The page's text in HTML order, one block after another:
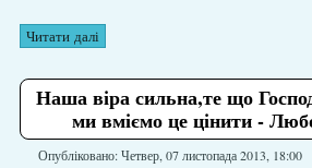
Читати далі
Наша віра сильна,те що
ми вміємо це цінити -
Опубліковано: Четвер, 07 листопада 2013, 18:00